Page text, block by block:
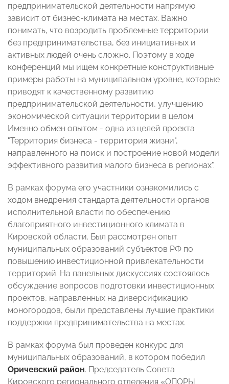
предпринимательской деятельности напрямую
зависит от бизнес-климата на местах. Важно
понимать, что возродить проблемные территории
без предпринимательства, без инициативных и
активных людей очень сложно. Поэтому в ходе
конференций мы ищем конкретные конструктивные
примеры работы на муниципальном уровне, которые
приводят к качественному развитию
предпринимательской деятельности, улучшению
экономической ситуации территории в целом.
Именно обмен опытом - одна из целей проекта
"Территория бизнеса - территория жизни",
направленного на поиск и построение новой модели
эффективного развития малого бизнеса в регионах".
В рамках форума его участники ознакомились с
ходом внедрения стандарта деятельности органов
исполнительной власти по обеспечению
благоприятного инвестиционного климата в
Кировской области. Был рассмотрен опыт
муниципальных образований субъектов РФ по
повышению инвестиционной привлекательности
территорий. На панельных дискуссиях состоялось
обсуждение вопросов подготовки инвестиционных
проектов, направленных на диверсификацию
моногородов, были представлены лучшие практики
поддержки предпринимательства на местах.
В рамках форума был проведен конкурс для
муниципальных образований, в котором победил
Оричевский район. Председатель Совета
Кировского регионального отделения «ОПОРЫ